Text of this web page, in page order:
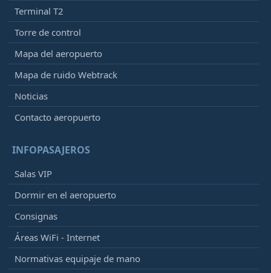
Terminal T2
Torre de control
Mapa del aeropuerto
Mapa de ruido Webtrack
Noticias
Contacto aeropuerto
INFOPASAJEROS
Salas VIP
Dormir en el aeropuerto
Consignas
Áreas WiFi - Internet
Normativas equipaje de mano